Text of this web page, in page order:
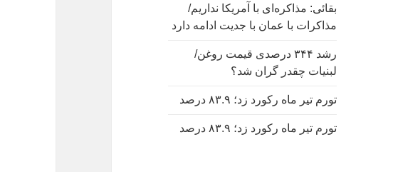
بقائی: مذاکره‌ای با آمریکا نداریم/
مذاکرات با عمان با جدیت ادامه دارد
رشد ۳۴۴ درصدی قیمت روغن/
لبنیات چقدر گران شد؟
تورم تیر ماه رکورد زد؛ ۸۳.۹ درصد
تورم تیر ماه رکورد زد؛ ۸۳.۹ درصد